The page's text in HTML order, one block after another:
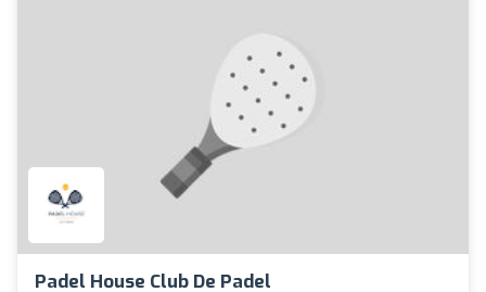
Padel House Club De Padel